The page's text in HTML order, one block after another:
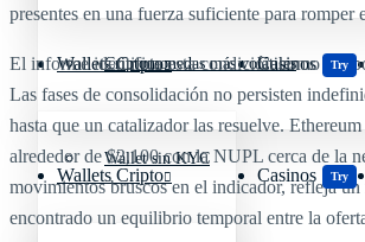
Wallets Cripto
Wallet sin KYC
Casinos Try
Criptomonedas más volátiles
Wallets Cripto Casinos Try
presentes en una fuerza suficiente para romper
El informe identifica esta condición como
Las fases de consolidación no persisten
hasta que un catalizador las resuelve. Ethereum
alrededor de $2,100 con la NUPL cerca de la
movimientos bruscos en el indicador, refleja un
encontrado un equilibrio temporal entre la